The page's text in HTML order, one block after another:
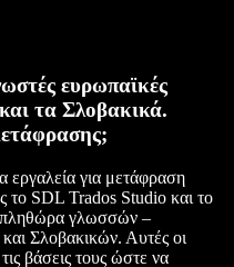
ευρωπαϊκές
τα Σλοβακικά.
εργαλεία για μετάφραση
SDL Trados Studio και το
γλωσσών –
Σλοβακικών. Αυτές οι
βάσεις τους ώστε να